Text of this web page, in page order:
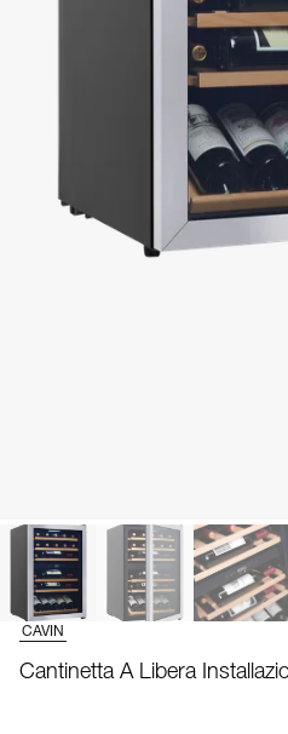
CAVIN
Cantinetta A Libera